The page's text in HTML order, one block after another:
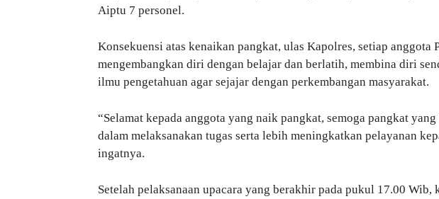
Aiptu 7 personel.
Konsekuensi atas kenaikan pangkat, ulas Kapolres, setiap anggota
mengembangkan diri dengan belajar dan berlatih, membina diri
ilmu pengetahuan agar sejajar dengan perkembangan masyarakat.
“Selamat kepada anggota yang naik pangkat, semoga pangkat
dalam melaksanakan tugas serta lebih meningkatkan pelayanan
ingatnya.
Setelah pelaksanaan upacara yang berakhir pada pukul 17.00